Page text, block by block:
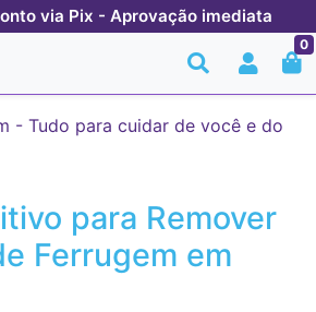
via Pix - Aprovação imediata
0
- Tudo para cuidar de você e do
para Remover
Ferrugem em